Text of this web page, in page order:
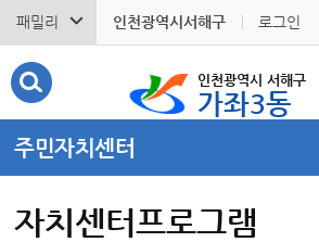
패밀리 인천광역시서해구 로그인
인천광역시 서해구
가좌3동
주민자치센터
자치센터프로그램